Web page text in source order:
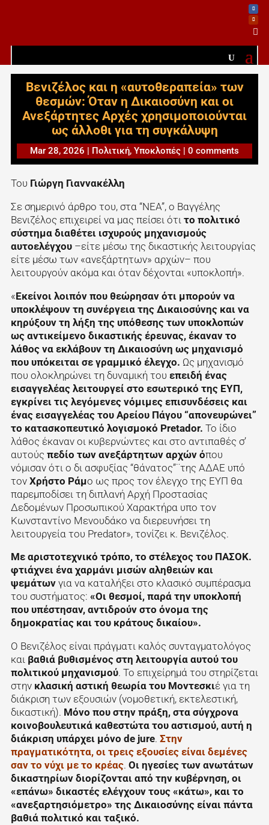

Βενιζέλος και η «αυτοθεραπεία» των
θεσμών: Όταν η Δικαιοσύνη και οι
Ανεξάρτητες Αρχές χρησιμοποιούνται
ως άλλοθι για τη συγκάλυψη
Mar 28, 2026 | Πολιτική, Υποκλοπές | 0 comments
Του Γιώργη Γιαννακέλλη
Σε σημερινό άρθρο του, στα “ΝΕΑ”, ο Βαγγέλης
Βενιζέλος επιχειρεί να μας πείσει ότι το πολιτικό
σύστημα διαθέτει ισχυρούς μηχανισμούς
αυτοελέγχου–είτε μέσω της δικαστικής λειτουργίας
είτε μέσω των «ανεξάρτητων» αρχών– που
λειτουργούν ακόμα και όταν δέχονται «υποκλοπή».
«Εκείνοι λοιπόν που θεώρησαν ότι μπορούν να
υποκλέψουν τη συνέργεια της Δικαιοσύνης και να
κηρύξουν τη λήξη της υπόθεσης των υποκλοπών
ως αντικείμενο δικαστικής έρευνας, έκαναν το
λάθος να εκλάβουν τη Δικαιοσύνη ως μηχανισμό
που υπόκειται σε γραμμικό έλεγχο. Ως μηχανισμό
που ολοκληρώνει τη δυναμική του επειδή ένας
εισαγγελέας λειτουργεί στο εσωτερικό της ΕΥΠ,
εγκρίνει τις λεγόμενες νόμιμες επισυνδέσεις και
ένας εισαγγελέας του Αρείου Πάγου “απονευρώνει”
το κατασκοπευτικό λογισμοκό Pretador. Το ίδιο
λάθος έκαναν οι κυβερνώντες και στο αντιπαθές σ’
αυτούς πεδίο των ανεξάρτητων αρχών όπου
νόμισαν ότι ο δι ασφυξίας “θάνατος”¨της ΑΔΑΕ υπό
τον Χρήστο Ράμο ως προς τον έλεγχο της ΕΥΠ θα
παρεμποδίσει τη διπλανή Αρχή Προστασίας
Δεδομένων Προσωπικού Χαρακτήρα υπο τον
Κωνσταντίνο Μενουδάκο να διερευνήσει τη
λειτουργεία του Predator», τονίζει κ. Βενιζέλος.
Με αριστοτεχνικό τρόπο, το στέλεχος του ΠΑΣΟΚ.
φτιάχνει ένα χαρμάνι μισών αληθειών και
ψεμάτωνγια να καταλήξει στο κλασικό συμπέρασμα
του συστήματος: «Οι θεσμοί, παρά την υποκλοπή
που υπέστησαν, αντιδρούν στο όνομα της
δημοκρατίας και του κράτους δικαίου».
Ο Βενιζέλος είναι πράγματι καλός συνταγματολόγος
και βαθιά βυθισμένος στη λειτουργία αυτού του
πολιτικού μηχανισμού. Το επιχείρημά του στηρίζεται
στηνκλασική αστική θεωρία του Μοντεσκιέ για τη
διάκριση των εξουσιών (νομοθετική, εκτελεστική,
δικαστική). Μόνο που στην πράξη, στα σύγχρονα
κοινοβουλευτικά καθεστώτα του αστισμού, αυτή η
διάκριση υπάρχει μόνο de jure. Στην
πραγματικότητα, οι τρεις εξουσίες είναι δεμένες
σαν το νύχι με το κρέας. Οι ηγεσίες των ανωτάτων
δικαστηρίων διορίζονται από την κυβέρνηση, οι
«επάνω» δικαστές ελέγχουν τους «κάτω», και το
«ανεξαρτησιόμετρο» της Δικαιοσύνης είναι πάντα
βαθιά πολιτικό και ταξικό.